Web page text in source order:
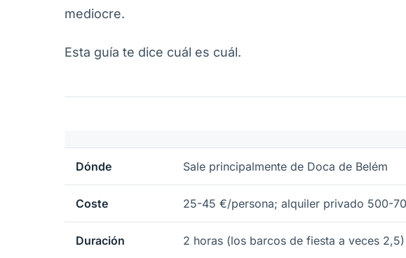
mediocre.
Esta guía te dice cuál es cuál.
Dónde Sale principalmente de Doca de Belém
Coste 25-45 €/persona; alquiler privado 500-
Duración 2 horas (los barcos de fiesta a veces 2,5)